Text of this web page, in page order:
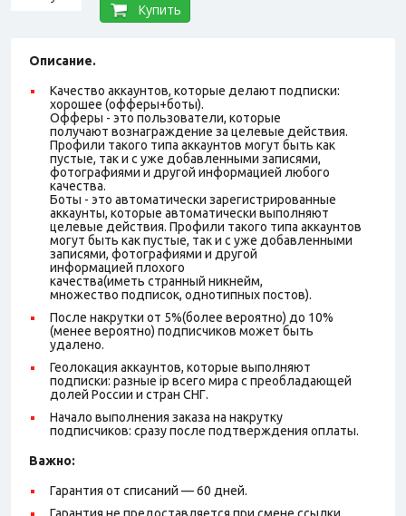
Купить
Описание.
Качество аккаунтов, которые делают подписки:
хорошее (офферы+боты).
Офферы - это пользователи, которые
получают вознаграждение за целевые действия.
Профили такого типа аккаунтов могут быть как
пустые, так и с уже добавленными записями,
фотографиями и другой информацией любого
качества.
Боты - это автоматически зарегистрированные
аккаунты, которые автоматически выполняют
целевые действия. Профили такого типа аккаунтов
могут быть как пустые, так и с уже добавленными
записями, фотографиями и другой
информацией плохого
качества(иметь странный никнейм,
множество подписок, однотипных постов).
После накрутки от 5%(более вероятно) до 10%
(менее вероятно) подписчиков может быть
удалено.
Геолокация аккаунтов, которые выполняют
подписки: разные ip всего мира с преобладающей
долей России и стран СНГ.
Начало выполнения заказа на накрутку
подписчиков: сразу после подтверждения оплаты.
Важно:
Гарантия от списаний — 60 дней.